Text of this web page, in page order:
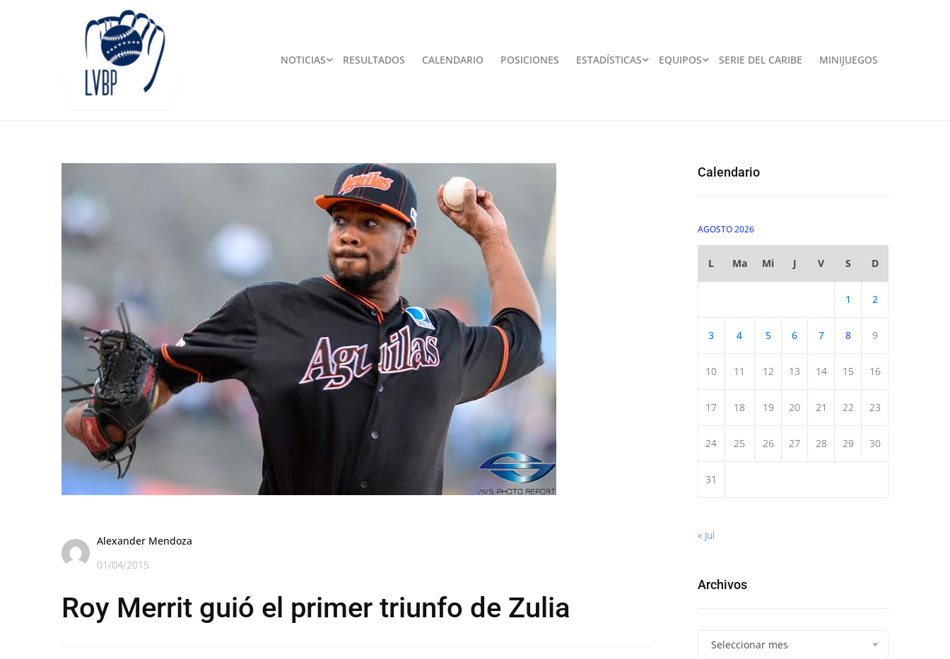
NOTICIAS RESULTADOS CALENDARIO POSICIONES ESTADÍSTICAS EQUIPOS SERIE DEL CARIBE MINIJUEGOS
Alexander Mendoza
01/04/2015
Roy Merrit guió el primer triunfo de Zulia
Calendario
AGOSTO 2026
L Ma Mi J V S D
1 2
3 4 5 6 7 8 9
10 11 12 13 14 15 16
17 18 19 20 21 22 23
24 25 26 27 28 29 30
31
« Jul
Archivos
Seleccionar mes